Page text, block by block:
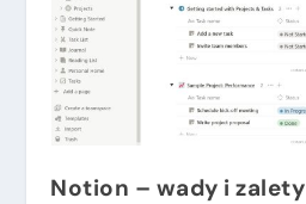
Notion – wady i zalety